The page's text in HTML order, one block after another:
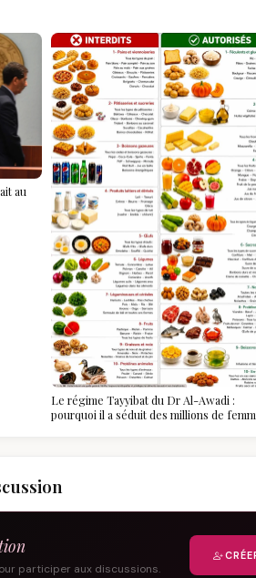
au
Le régime Tayyibat du Dr Al-Awadi :
pourquoi il a séduit des millions de
participer aux discussions.